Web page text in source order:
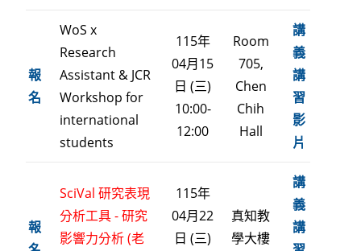
報
名
WoS x
Research
Assistant & JCR
Workshop for
international
students
115年
04月15
日 (三)
10:00-
12:00
Room
705,
Chen
Chih
Hall
講
義
講
習
影
片
報
SciVal 研究表現
分析工具 - 研究
影響力分析 (老
115年
04月22
日 (三)
真知教
學大樓
講
義
講